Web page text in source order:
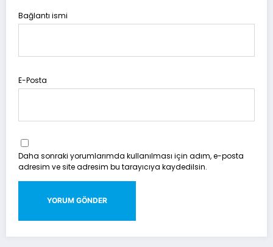
Bağlantı ismi
E-Posta
Daha sonraki yorumlarımda kullanılması için adım, e-posta
adresim ve site adresim bu tarayıcıya kaydedilsin.